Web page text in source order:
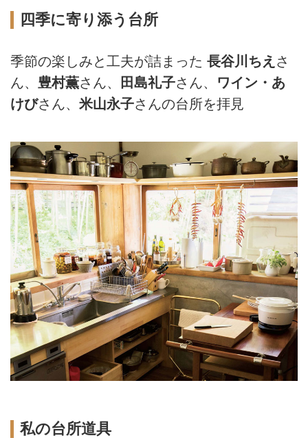
四季に寄り添う台所
季節の楽しみと工夫が詰まった 長谷川ちえ さ
ん、 豊村薫さん、 田島礼子さん、 ワイン・あ
けびさん、 米山永子さんの台所を拝見
私の台所道具